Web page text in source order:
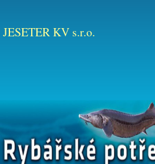
JESETER KV s.r.o.